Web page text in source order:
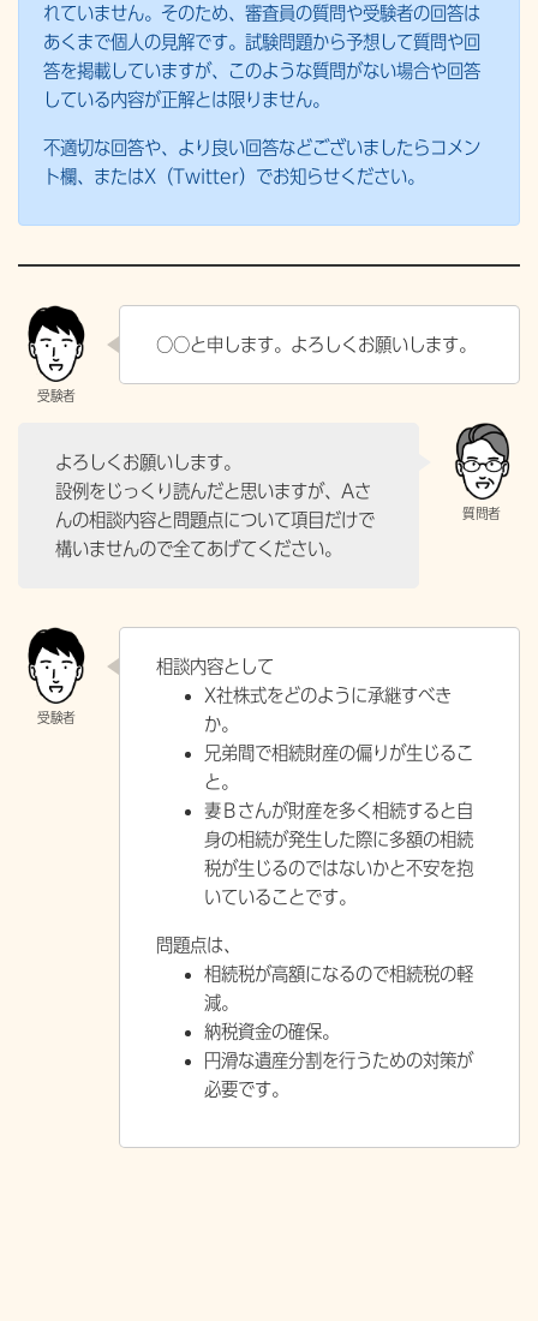
れていません。そのため、審査員の質問や受験者の回答は
あくまで個人の見解です。試験問題から予想して質問や回
答を掲載していますが、このような質問がない場合や回答
している内容が正解とは限りません。
不適切な回答や、より良い回答などございましたらコメン
ト欄、またはX（Twitter）でお知らせください。
○○と申します。よろしくお願いします。
よろしくお願いします。
設例をじっくり読んだと思いますが、Aさ
んの相談内容と問題点について項目だけで
構いませんので全てあげてください。
相談内容として
X社株式をどのように承継すべき
か。
兄弟間で相続財産の偏りが生じるこ
と。
妻Ｂさんが財産を多く相続すると自
身の相続が発生した際に多額の相続
税が生じるのではないかと不安を抱
いていることです。
問題点は、
相続税が高額になるので相続税の軽
減。
納税資金の確保。
円滑な遺産分割を行うための対策が
必要です。